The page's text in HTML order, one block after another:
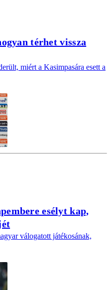
térhet vissza
miért a Kasimpasára esett a
esélyt kap,
válogatott játékosának,